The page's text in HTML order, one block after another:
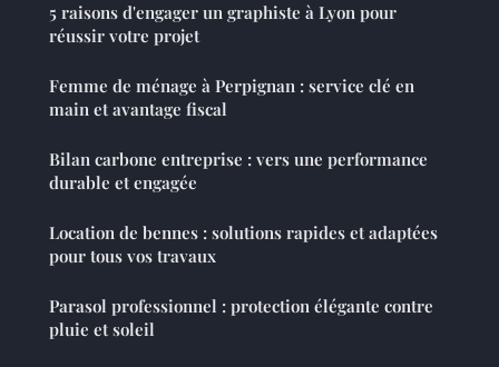
5 raisons d'engager un graphiste à Lyon pour
réussir votre projet
Femme de ménage à Perpignan : service clé en
main et avantage fiscal
Bilan carbone entreprise : vers une performance
durable et engagée
Location de bennes : solutions rapides et adaptées
pour tous vos travaux
Parasol professionnel : protection élégante contre
pluie et soleil